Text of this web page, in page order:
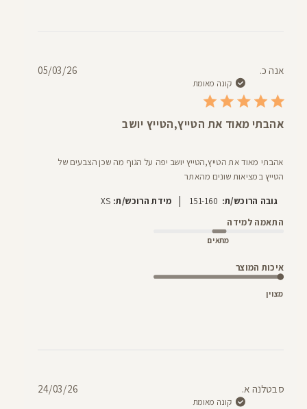
אנה כ.
קונה מאומת
אהבתי מאוד את הטייץ,הטייץ יושב
אהבתי מאוד את הטייץ,הטייץ יושב יפה על הגוף מה שכן הצבעים של
הטייץ במציאות שונים מהאתר
גובה הרוכש/ת: 151-160
| מידת הרוכש/ת: XS
התאמה למידה
מתאים
איכות המוצר
מצוין
תאריך05/03/26
סבטלנה א.
קונה מאומת
24/03/26